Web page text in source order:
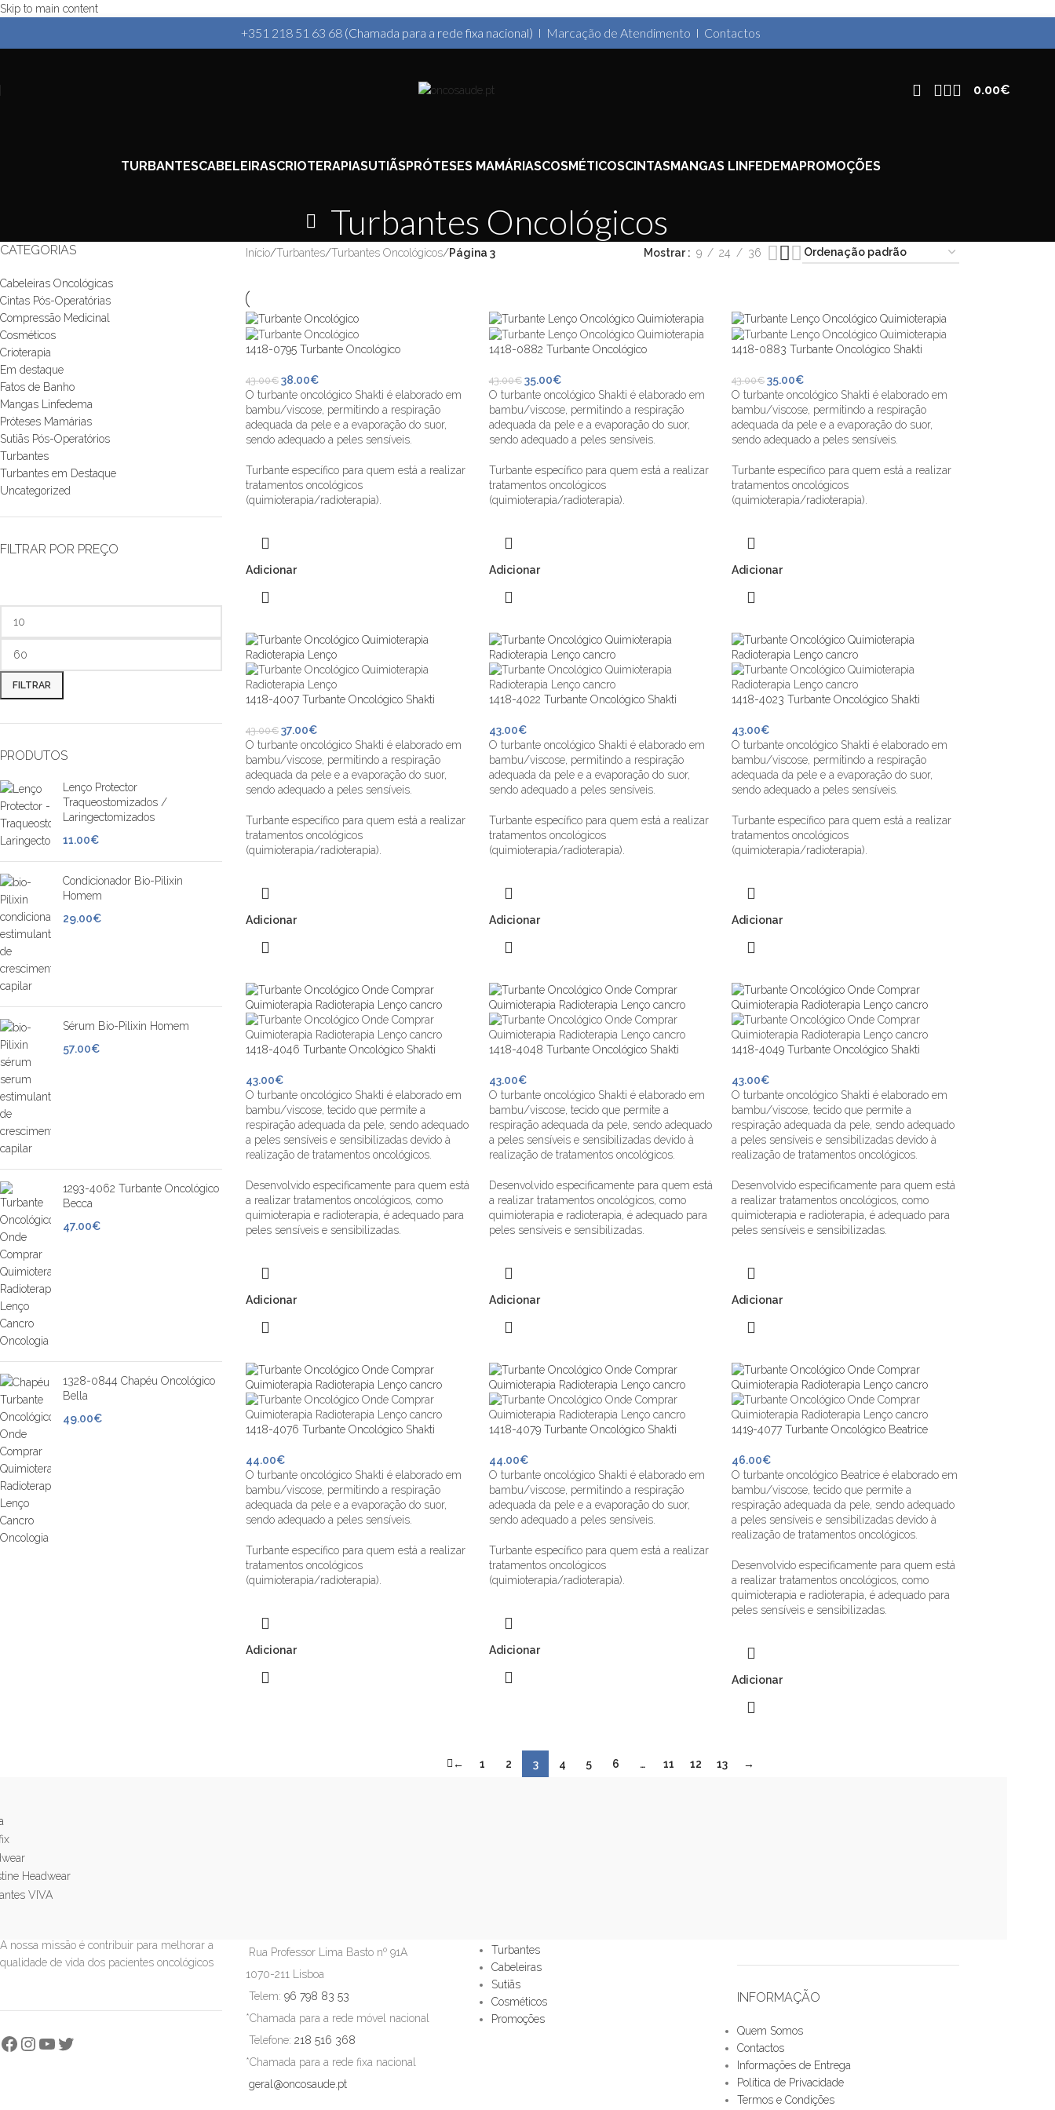
Skip to main content
+351 218 51 63 68 (Chamada para a rede fixa nacional) I Marcação de Atendimento I Contactos
0.00€
TURBANTESCABELEIRASCRIOTERAPIASUTIÃSPRÓTESES MAMÁRIASCOSMÉTICOSCINTASMANGAS LINFEDEMAPROMOÇÕES
Turbantes Oncológicos
CATEGORIAS
Cabeleiras Oncológicas
Cintas Pós-Operatórias
Compressão Medicinal
Cosméticos
Crioterapia
Em destaque
Fatos de Banho
Mangas Linfedema
Próteses Mamárias
Sutiãs Pós-Operatórios
Turbantes
Turbantes em Destaque
Uncategorized
FILTRAR POR PREÇO
FILTRAR
PRODUTOS
Lenço Protector
Traqueostomizados /
Laringectomizados
11.00€
Condicionador Bio-Pilixin
Homem
29.00€
Sérum Bio-Pilixin Homem
57.00€
1293-4062 Turbante Oncológico
Becca
47.00€
1328-0844 Chapéu Oncológico
Bella
49.00€
Início/Turbantes/Turbantes Oncológicos/Página 3 Mostrar 9 24 36
1418-0795 Turbante Oncológico
43.00€ 38.00€
O turbante oncológico Shakti é elaborado em
bambu/viscose, permitindo a respiração
adequada da pele e a evaporação do suor,
sendo adequado a peles sensíveis.
Turbante específico para quem está a realizar
tratamentos oncológicos
(quimioterapia/radioterapia).
Adicionar
1418-0882 Turbante Oncológico
43.00€ 35.00€
O turbante oncológico Shakti é elaborado em
bambu/viscose, permitindo a respiração
adequada da pele e a evaporação do suor,
sendo adequado a peles sensíveis.
Turbante específico para quem está a realizar
tratamentos oncológicos
(quimioterapia/radioterapia).
Adicionar
1418-0883 Turbante Oncológico Shakti
43.00€ 35.00€
O turbante oncológico Shakti é elaborado em
bambu/viscose, permitindo a respiração
adequada da pele e a evaporação do suor,
sendo adequado a peles sensíveis.
Turbante específico para quem está a realizar
tratamentos oncológicos
(quimioterapia/radioterapia).
Adicionar
1418-4007 Turbante Oncológico Shakti
43.00€ 37.00€
O turbante oncológico Shakti é elaborado em
bambu/viscose, permitindo a respiração
adequada da pele e a evaporação do suor,
sendo adequado a peles sensíveis.
Turbante específico para quem está a realizar
tratamentos oncológicos
(quimioterapia/radioterapia).
Adicionar
1418-4022 Turbante Oncológico Shakti
43.00€
O turbante oncológico Shakti é elaborado em
bambu/viscose, permitindo a respiração
adequada da pele e a evaporação do suor,
sendo adequado a peles sensíveis.
Turbante específico para quem está a realizar
tratamentos oncológicos
(quimioterapia/radioterapia).
Adicionar
1418-4023 Turbante Oncológico Shakti
43.00€
O turbante oncológico Shakti é elaborado em
bambu/viscose, permitindo a respiração
adequada da pele e a evaporação do suor,
sendo adequado a peles sensíveis.
Turbante específico para quem está a realizar
tratamentos oncológicos
(quimioterapia/radioterapia).
Adicionar
1418-4046 Turbante Oncológico Shakti
43.00€
O turbante oncológico Shakti é elaborado em
bambu/viscose, tecido que permite a
respiração adequada da pele, sendo adequado
a peles sensíveis e sensibilizadas devido à
realização de tratamentos oncológicos.
Desenvolvido especificamente para quem está
a realizar tratamentos oncológicos, como
quimioterapia e radioterapia, é adequado para
peles sensíveis e sensibilizadas.
Adicionar
1418-4048 Turbante Oncológico Shakti
43.00€
O turbante oncológico Shakti é elaborado em
bambu/viscose, tecido que permite a
respiração adequada da pele, sendo adequado
a peles sensíveis e sensibilizadas devido à
realização de tratamentos oncológicos.
Desenvolvido especificamente para quem está
a realizar tratamentos oncológicos, como
quimioterapia e radioterapia, é adequado para
peles sensíveis e sensibilizadas.
Adicionar
1418-4049 Turbante Oncológico Shakti
43.00€
O turbante oncológico Shakti é elaborado em
bambu/viscose, tecido que permite a
respiração adequada da pele, sendo adequado
a peles sensíveis e sensibilizadas devido à
realização de tratamentos oncológicos.
Desenvolvido especificamente para quem está
a realizar tratamentos oncológicos, como
quimioterapia e radioterapia, é adequado para
peles sensíveis e sensibilizadas.
Adicionar
1418-4076 Turbante Oncológico Shakti
44.00€
O turbante oncológico Shakti é elaborado em
bambu/viscose, permitindo a respiração
adequada da pele e a evaporação do suor,
sendo adequado a peles sensíveis.
Turbante específico para quem está a realizar
tratamentos oncológicos
(quimioterapia/radioterapia).
Adicionar
1418-4079 Turbante Oncológico Shakti
44.00€
O turbante oncológico Shakti é elaborado em
bambu/viscose, permitindo a respiração
adequada da pele e a evaporação do suor,
sendo adequado a peles sensíveis.
Turbante específico para quem está a realizar
tratamentos oncológicos
(quimioterapia/radioterapia).
Adicionar
1419-4077 Turbante Oncológico Beatrice
46.00€
O turbante oncológico Beatrice é elaborado em
bambu/viscose, tecido que permite a
respiração adequada da pele, sendo adequado
a peles sensíveis e sensibilizadas devido à
realização de tratamentos oncológicos.
Desenvolvido especificamente para quem está
a realizar tratamentos oncológicos, como
quimioterapia e radioterapia, é adequado para
peles sensíveis e sensibilizadas.
Adicionar
← 1 2 3 4 5 6 … 11 12 13 →
A nossa missão é contribuir para melhorar a
qualidade de vida dos pacientes oncológicos
Rua Professor Lima Basto nº 91A
1070-211 Lisboa
Telem: 96 798 83 53
*Chamada para a rede móvel nacional
Telefone: 218 516 368
*Chamada para a rede fixa nacional
geral@oncosaude.pt
Turbantes
Cabeleiras
Sutiãs
Cosméticos
Promoções
INFORMAÇÃO
Quem Somos
Contactos
Informações de Entrega
Política de Privacidade
Termos e Condições